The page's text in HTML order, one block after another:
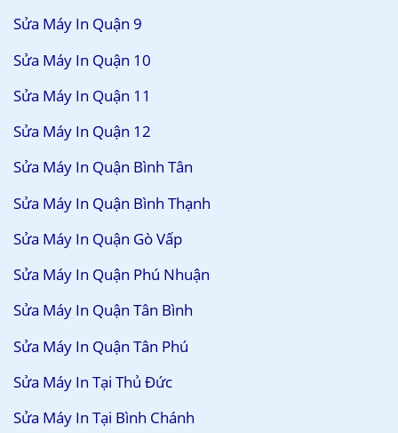
Sửa Máy In Quận 9
Sửa Máy In Quận 10
Sửa Máy In Quận 11
Sửa Máy In Quận 12
Sửa Máy In Quận Bình Tân
Sửa Máy In Quận Bình Thạnh
Sửa Máy In Quận Gò Vấp
Sửa Máy In Quận Phú Nhuận
Sửa Máy In Quận Tân Bình
Sửa Máy In Quận Tân Phú
Sửa Máy In Tại Thủ Đức
Sửa Máy In Tại Bình Chánh